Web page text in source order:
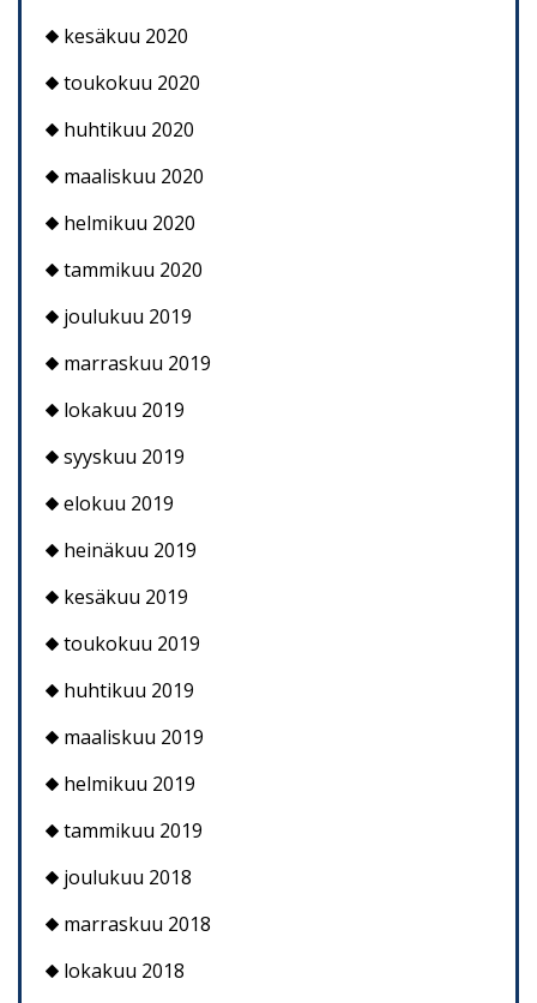
kesäkuu 2020
toukokuu 2020
huhtikuu 2020
maaliskuu 2020
helmikuu 2020
tammikuu 2020
joulukuu 2019
marraskuu 2019
lokakuu 2019
syyskuu 2019
elokuu 2019
heinäkuu 2019
kesäkuu 2019
toukokuu 2019
huhtikuu 2019
maaliskuu 2019
helmikuu 2019
tammikuu 2019
joulukuu 2018
marraskuu 2018
lokakuu 2018